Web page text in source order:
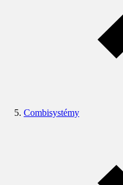
Combisystémy